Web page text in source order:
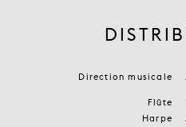
Direction musicale
Flûte
Harpe